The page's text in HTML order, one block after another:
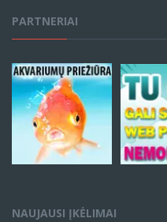
PARTNERIAI
NAUJAUSI ĮKĖLIMAI